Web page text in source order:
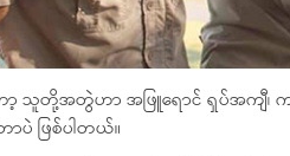
သူတို့အတွဲဟာ အဖြူရောင် ရှပ်အကျီ၊ က
ပဲ ဖြစ်ပါတယ်။